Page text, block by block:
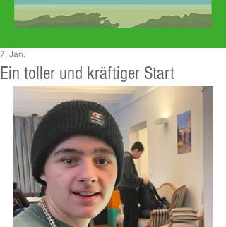
Ein toller und kräftiger Start
7. Jan.